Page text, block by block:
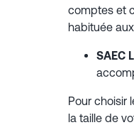
comptes et
habituée
SAEC
Pour choisir
la taille de